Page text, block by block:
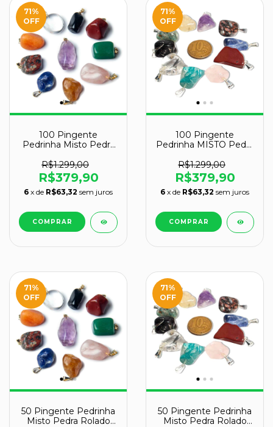
71%
OFF
100 Pingente
Pedrinha Misto Pedra
Atacado
R$1.299,00
R$379,90
6 x de R$63,32 sem juros
71%
OFF
100 Pingente
Pedrinha MISTO Pedra
Atacado
R$1.299,00
R$379,90
6 x de R$63,32 sem juros
71%
OFF
50 Pingente Pedrinha
Misto Pedra Rolado
71%
OFF
50 Pingente Pedrinha
Misto Pedra Rolado